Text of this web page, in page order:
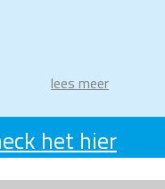
lees meer
het hier